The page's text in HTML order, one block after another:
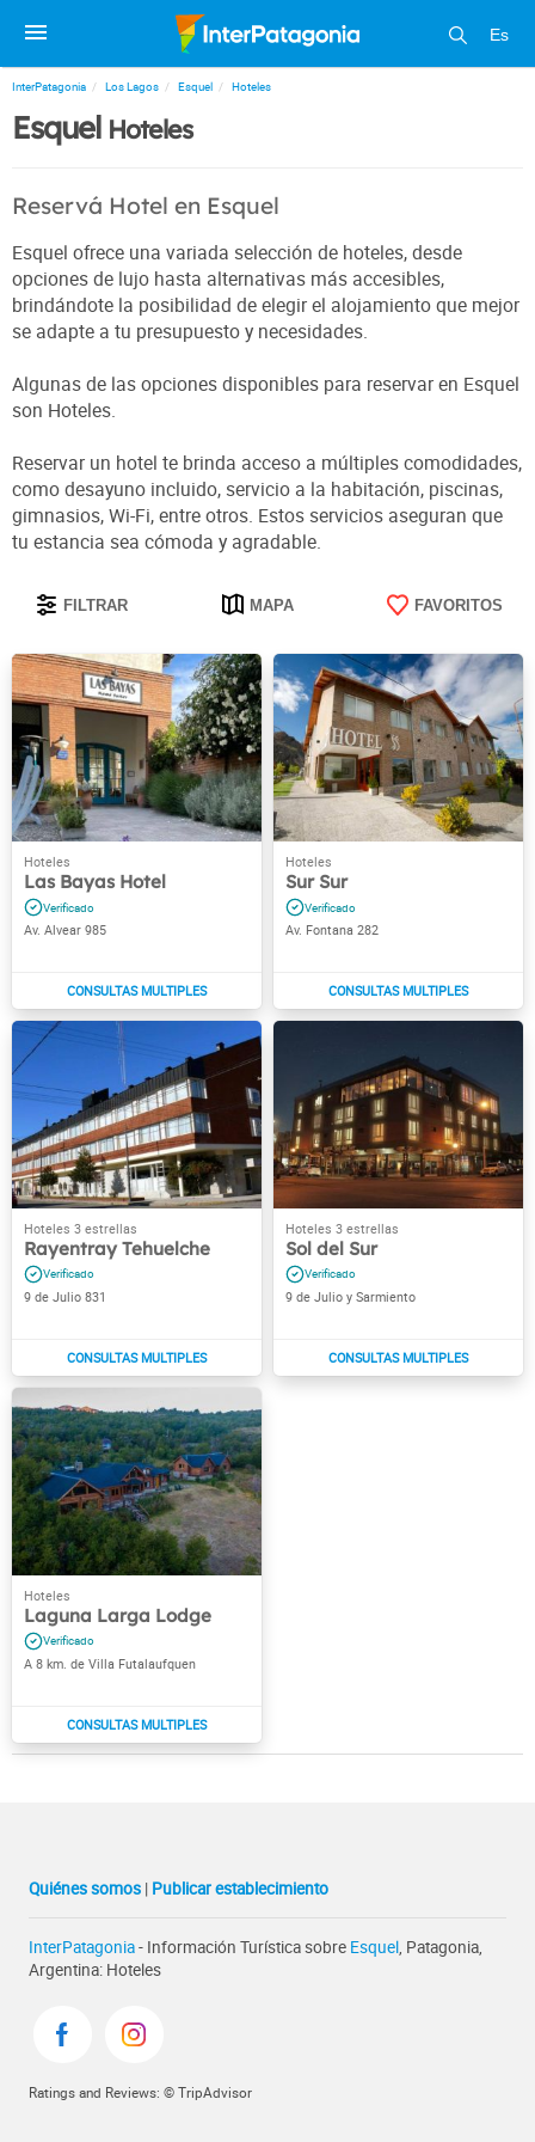
Es
InterPatagonia Los Lagos Esquel Hoteles
Esquel Hoteles
Reservá Hotel en Esquel
Esquel ofrece una variada selección de hoteles, desde
opciones de lujo hasta alternativas más accesibles,
brindándote la posibilidad de elegir el alojamiento que mejor
se adapte a tu presupuesto y necesidades.
Algunas de las opciones disponibles para reservar en Esquel
son Hoteles.
Reservar un hotel te brinda acceso a múltiples comodidades,
como desayuno incluido, servicio a la habitación, piscinas,
gimnasios, Wi-Fi, entre otros. Estos servicios aseguran que
tu estancia sea cómoda y agradable.
FILTRAR MAPA FAVORITOS
Las Bayas Hotel
Av. Alvear 985
Sur Sur
Av. Fontana 282
Rayentray Tehuelche
9 de Julio 831
Sol del Sur
9 de Julio y Sarmiento
Laguna Larga Lodge
A 8 km. de Villa Futalaufquen
Quiénes somos | Publicar establecimiento
InterPatagonia- Información Turística sobre Esquel, Patagonia,
Argentina: Hoteles
Ratings and Reviews: © TripAdvisor